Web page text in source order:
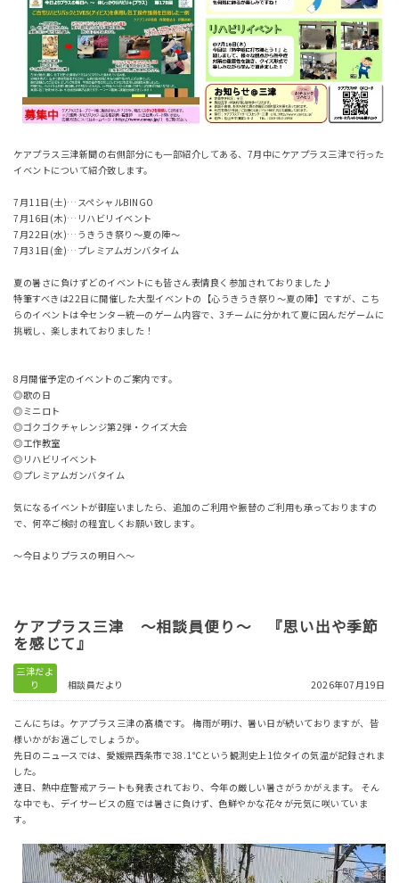
ケアプラス三津新聞の右側部分にも一部紹介してある、7月中にケアプラス三津で行った
イベントについて紹介致します。
7月11日(土)…スペシャルBINGO
7月16日(木)…リハビリイベント
7月22日(水)…うきうき祭り～夏の陣～
7月31日(金)…プレミアムガンバタイム
夏の暑さに負けずどのイベントにも皆さん表情良く参加されておりました♪
特筆すべきは22日に開催した大型イベントの【心うきうき祭り～夏の陣】ですが、こち
らのイベントは全センター統一のゲーム内容で、3チームに分かれて夏に因んだゲームに
挑戦し、楽しまれておりました！
8月開催予定のイベントのご案内です。
◎歌の日
◎ミニロト
◎ゴクゴクチャレンジ第2弾・クイズ大会
◎工作教室
◎リハビリイベント
◎プレミアムガンバタイム
気になるイベントが御座いましたら、追加のご利用や振替のご利用も承っておりますの
で、何卒ご検討の程宜しくお願い致します。
～今日よりプラスの明日へ～
ケアプラス三津 ～相談員便り～ 『思い出や季節
を感じて』
三津だよ
り
相談員だより 2026年07月19日
こんにちは。ケアプラス三津の髙橋です。 梅雨が明け、暑い日が続いておりますが、皆
様いかがお過ごしでしょうか。
先日のニュースでは、愛媛県西条市で38.1℃という観測史上1位タイの気温が記録されま
した。
連日、熱中症警戒アラートも発表されており、今年の厳しい暑さがうかがえます。 そん
な中でも、デイサービスの庭では暑さに負けず、色鮮やかな花々が元気に咲いていま
す。